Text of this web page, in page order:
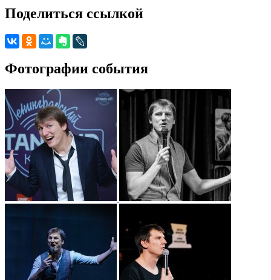
Поделиться ссылкой
Фотографии события